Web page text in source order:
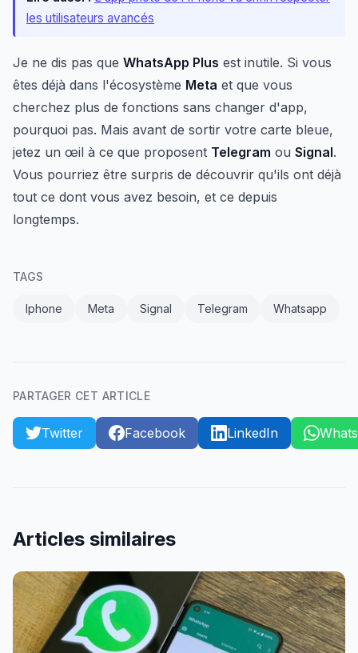
les utilisateurs avancés
Je ne dis pas que WhatsApp Plus est inutile. Si vous
êtes déjà dans l'écosystème Meta et que vous
cherchez plus de fonctions sans changer d'app,
pourquoi pas. Mais avant de sortir votre carte bleue,
jetez un œil à ce que proposent Telegram ou Signal.
Vous pourriez être surpris de découvrir qu'ils ont déjà
tout ce dont vous avez besoin, et ce depuis
longtemps.
TAGS
Iphone Meta Signal Telegram Whatsapp
PARTAGER CET ARTICLE
Twitter Facebook LinkedIn
Articles similaires